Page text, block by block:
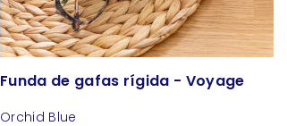
Funda de gafas rígida - Voyage
Orchid Blue